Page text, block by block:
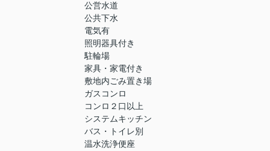
公営水道
公共下水
電気有
照明器具付き
駐輪場
家具・家電付き
敷地内ごみ置き場
ガスコンロ
コンロ２口以上
システムキッチン
バス・トイレ別
温水洗浄便座